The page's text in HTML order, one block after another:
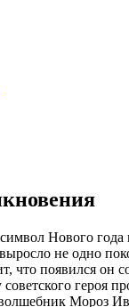
Нового года
не одно
что появился он
героя
Мороз